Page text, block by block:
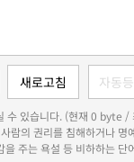
수 있습니다. (현재 0 byte
람의 권리를 침해하거나
을 주는 욕설 등 비하하는